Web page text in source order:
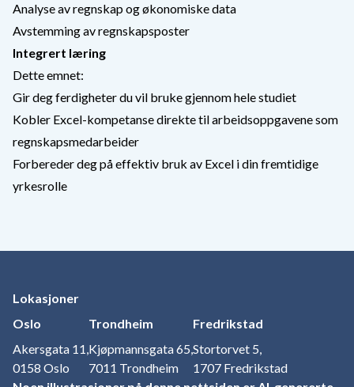
Analyse av regnskap og økonomiske data
Avstemming av regnskapsposter
Integrert læring
Dette emnet:
Gir deg ferdigheter du vil bruke gjennom hele studiet
Kobler Excel-kompetanse direkte til arbeidsoppgavene som
regnskapsmedarbeider
Forbereder deg på effektiv bruk av Excel i din fremtidige
yrkesrolle
Lokasjoner
Oslo
Akersgata 11,
0158 Oslo
Trondheim
Kjøpmannsgata 65,
7011 Trondheim
Fredrikstad
Stortorvet 5,
1707 Fredrikstad